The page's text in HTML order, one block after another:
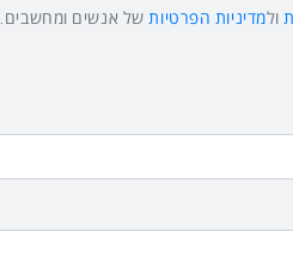
ולמדיניות הפרטיותשל אנשים ומחשבים.